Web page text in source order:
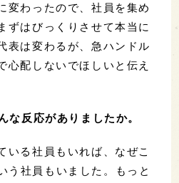
変わったので、社員を集め
ずはびっくりさせて本当に
表は変わるが、急ハンドル
心配しないでほしいと伝え
な反応がありましたか。
いる社員もいれば、なぜこ
う社員もいました。もっと